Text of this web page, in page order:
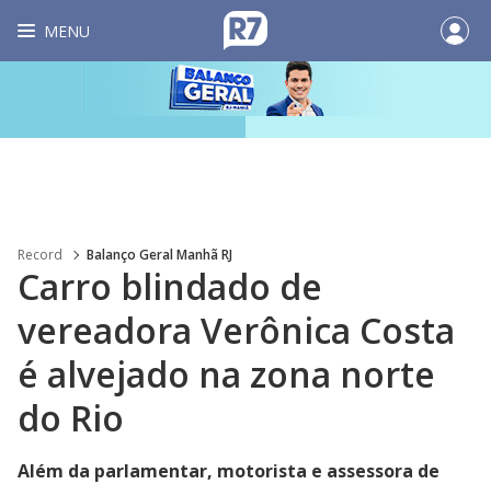
MENU
Record Balanço Geral Manhã RJ
Carro blindado de
vereadora Verônica Costa
é alvejado na zona norte
do Rio
Além da parlamentar, motorista e assessora de